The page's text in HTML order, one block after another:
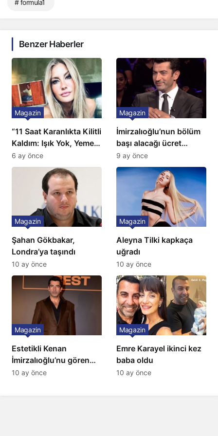
# formula1
Benzer Haberler
“11 Saat Karanlıkta Kilitli
Kaldım: Işık Yok, Yemek
Yok, Tuvalet Yok!”
Çağla Şikel’den Şok
Magazin
6 ay önce
İmirzalıoğlu’nun bölüm
başı alacağı ücret
Türkiye’de bir ilk:
Gözünü 2 ilçeye dikti!
Magazin
9 ay önce
Şahan Gökbakar,
Londra’ya taşındı
Magazin
10 ay önce
Aleyna Tilki kapkaça
uğradı
Magazin
10 ay önce
Estetikli Kenan
İmirzalıoğlu’nu gören
tanıyamıyor: Son hali
Magazin
10 ay önce
Emre Karayel ikinci kez
baba oldu
Magazin
10 ay önce